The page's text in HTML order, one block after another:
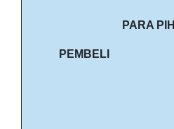
PARA
PEMBELI